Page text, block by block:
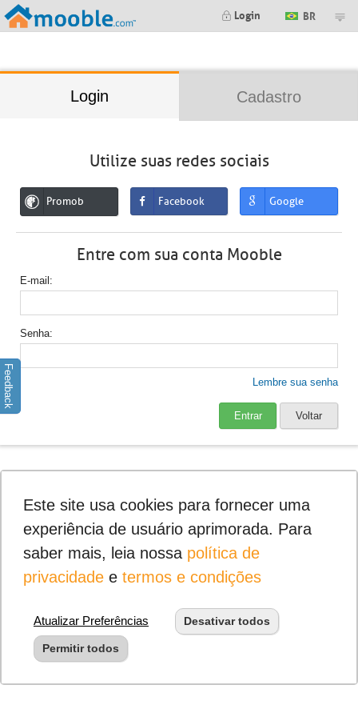
Login BR
Login Cadastro
Utilize suas redes sociais
Promob Facebook Google
Entre com sua conta Mooble
E-mail
Senha
Lembre sua senha
Entrar Voltar
Feedback
Este site usa cookies para fornecer uma
experiência de usuário aprimorada. Para
saber mais, leia nossa política de
privacidadee termos e condições
Atualizar Preferências Desativar todos
Permitir todos